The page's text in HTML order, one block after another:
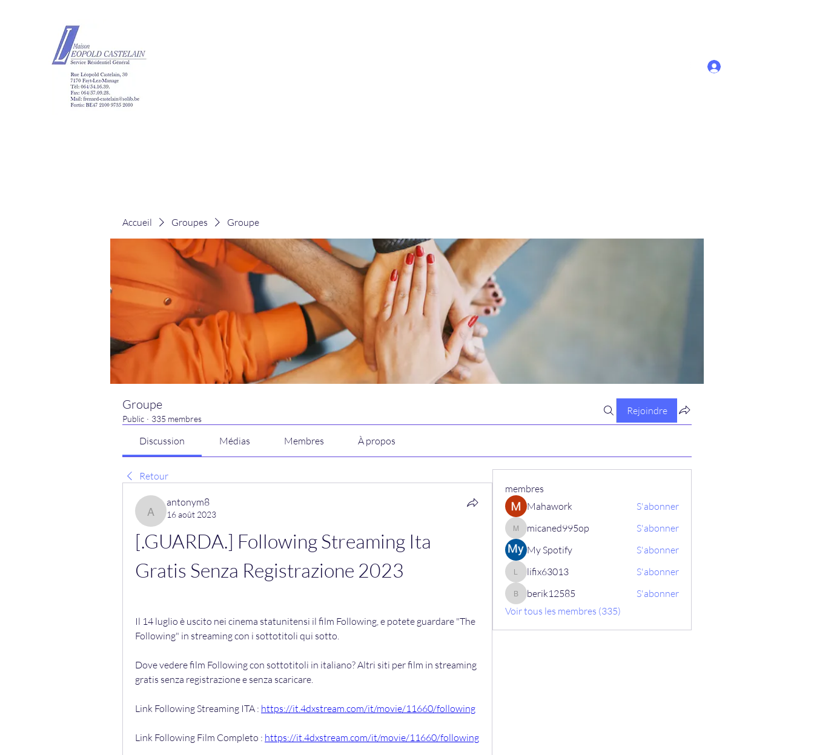
Accueil Groupes Groupe
Groupe
Public · 335 membres
Rejoindre
Discussion Médias Membres À propos
Retour
antonym8
antonym8
16 août 2023
[.GUARDA.] Following Streaming Ita
Gratis Senza Registrazione 2023
Il 14 luglio è uscito nei cinema statunitensi il film Following, e potete guardare "The
Following" in streaming con i sottotitoli qui sotto.
Dove vedere film Following con sottotitoli in italiano? Altri siti per film in streaming
gratis senza registrazione e senza scaricare.
Link Following Streaming ITA : https://it.4dxstream.com/it/movie/11660/following
Link Following Film Completo : https://it.4dxstream.com/it/movie/11660/following
membres
Mahawork
S'abonner
micaned995op
micaned995op
S'abonner
My Spotify
S'abonner
lifix63013
lifix63013 S'abonner
berik12585
berik12585
S'abonner
Voir tous les membres (335)